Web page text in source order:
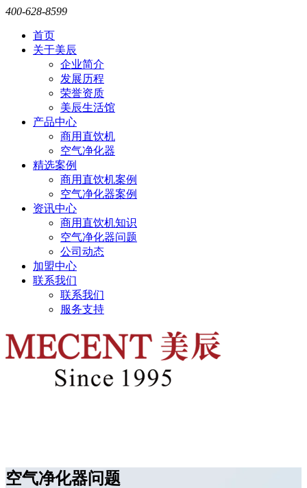
400-628-8599
首页
关于美辰
企业简介
发展历程
荣誉资质
美辰生活馆
产品中心
商用直饮机
空气净化器
精选案例
商用直饮机案例
空气净化器案例
资讯中心
商用直饮机知识
空气净化器问题
公司动态
加盟中心
联系我们
联系我们
服务支持
空气净化器问题